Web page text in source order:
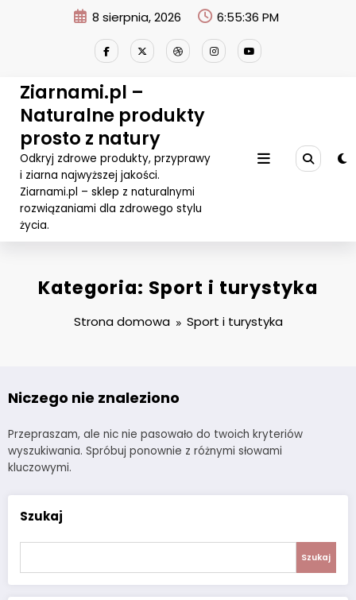
8 sierpnia, 2026 6:55:36 PM
Ziarnami.pl –
Naturalne produkty
prosto z natury
Odkryj zdrowe produkty, przyprawy
i ziarna najwyższej jakości.
Ziarnami.pl – sklep z naturalnymi
rozwiązaniami dla zdrowego stylu
życia.
Kategoria: Sport i turystyka
Strona domowa Sport i turystyka
Niczego nie znaleziono
Przepraszam, ale nic nie pasowało do twoich kryteriów
wyszukiwania. Spróbuj ponownie z różnymi słowami
kluczowymi.
Szukaj
Szukaj